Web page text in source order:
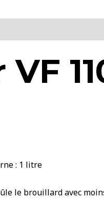
: 1 litre
le brouillard avec